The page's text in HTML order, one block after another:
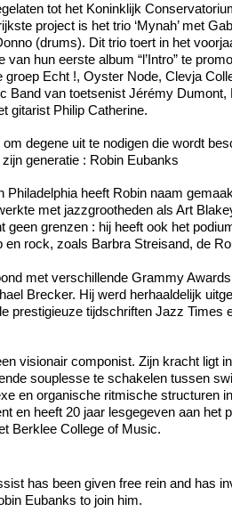
tot het Koninklijk
project is het trio ‘Mynah’ met
(drums). Dit trio toert in het
hun eerste album “l’Intro” te
groep Echt !, Oyster Node, Clevja
Band van toetsenist Jérémy Dumont,
gitarist Philip Catherine.
degene uit te nodigen die wordt
generatie : Robin Eubanks
Philadelphia heeft Robin naam
met jazzgrootheden als Art
geen grenzen : hij heeft ook het
en rock, zoals Barbra Streisand, de
met verschillende Grammy
Brecker. Hij werd herhaaldelijk
prestigieuze tijdschriften Jazz Times
visionair componist. Zijn kracht ligt
souplesse te schakelen tussen
en organische ritmische structuren
en heeft 20 jaar lesgegeven aan het
Berklee College of Music.
has been given free rein and has
Eubanks to join him.